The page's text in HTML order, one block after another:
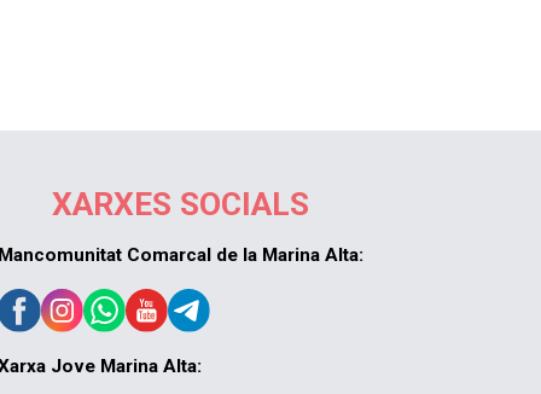
XARXES SOCIALS
Mancomunitat Comarcal de la Marina Alta:
Jove Marina Alta: